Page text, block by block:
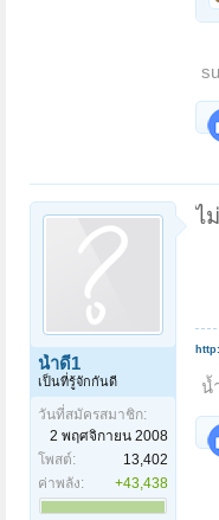
น้ำดี1
เป็นที่รู้จักกันดี
วันที่สมัครสมาชิก:
2 พฤศจิกายน 2008
โพสต์:
13,402
ค่าพลัง:
+43,438
ไ
น้